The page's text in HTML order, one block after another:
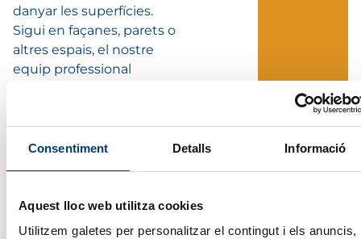
Consentiment Detalls Informació
Aquest lloc web utilitza cookies
Utilitzem galetes per personalitzar el contingut i els anuncis,
danyar les superfícies.
Sigui en façanes, parets o
altres espais, el nostre
equip professional
Vols més informació?
personalitzada amb els serveis que millor s’adaptin
a les teves necessitats.